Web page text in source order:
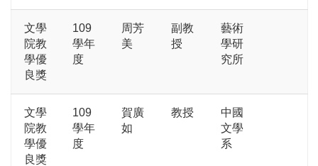
文學
院教
學優
良獎
109
學年
度
周芳
美
副教
授
藝術
學研
究所
文學
院教
學優
良獎
109
學年
度
賀廣
如
教授
中國
文學
系